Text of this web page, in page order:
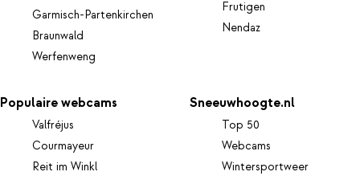
Garmisch-Partenkirchen
Braunwald
Werfenweng
Frutigen
Nendaz
Populaire webcams
Valfréjus
Courmayeur
Reit im Winkl
Sneeuwhoogte.nl
Top 50
Webcams
Wintersportweer